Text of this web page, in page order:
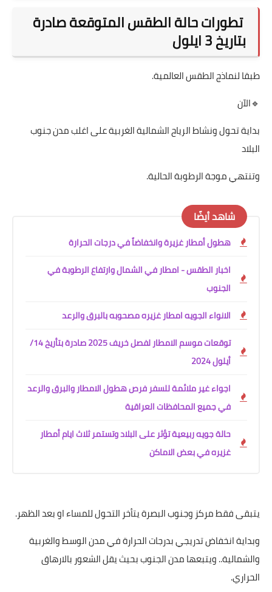
تطورات حالة الطقس المتوقعة صادرة
بتاريخ 3 ايلول
طبقا لنماذج الطقس العالمية.
🔹الآن
‏بداية تحول ونشاط الرياح الشمالية الغربية على اغلب مدن جنوب
البلاد
وتنتهي موجة الرطوبة الحالية.
شاهد أيضًا
هطول أمطار غزيرة وانخفاضاً في درجات الحرارة
اخبار الطقس - امطار في الشمال وارتفاع الرطوبة في
الجنوب
الانواء الجويه امطار غزيره مصحوبه بالبرق والرعد
توقعات موسم الامطار لفصل خريف 2025 صادرة بتأريخ 14/
أيلول 2024
اجواء غير ملائمة للسفر فرص هطول الامطار والبرق والرعد
في جميع المحافظات العراقية
حالة جويه ربيعية تؤثر على البلاد وتستمر ثلاث ايام أمطار
غزيره في بعض الاماكن
يتبقى فقط مركز وجنوب البصرة يتأخر التحول للمساء او بعد الظهر.
وبداية انخفاض تدريجي بدرجات الحرارة في مدن الوسط والغربية
والشمالية.. ويتبعها مدن الجنوب بحيث يقل الشعور بالارهاق
الحراري.